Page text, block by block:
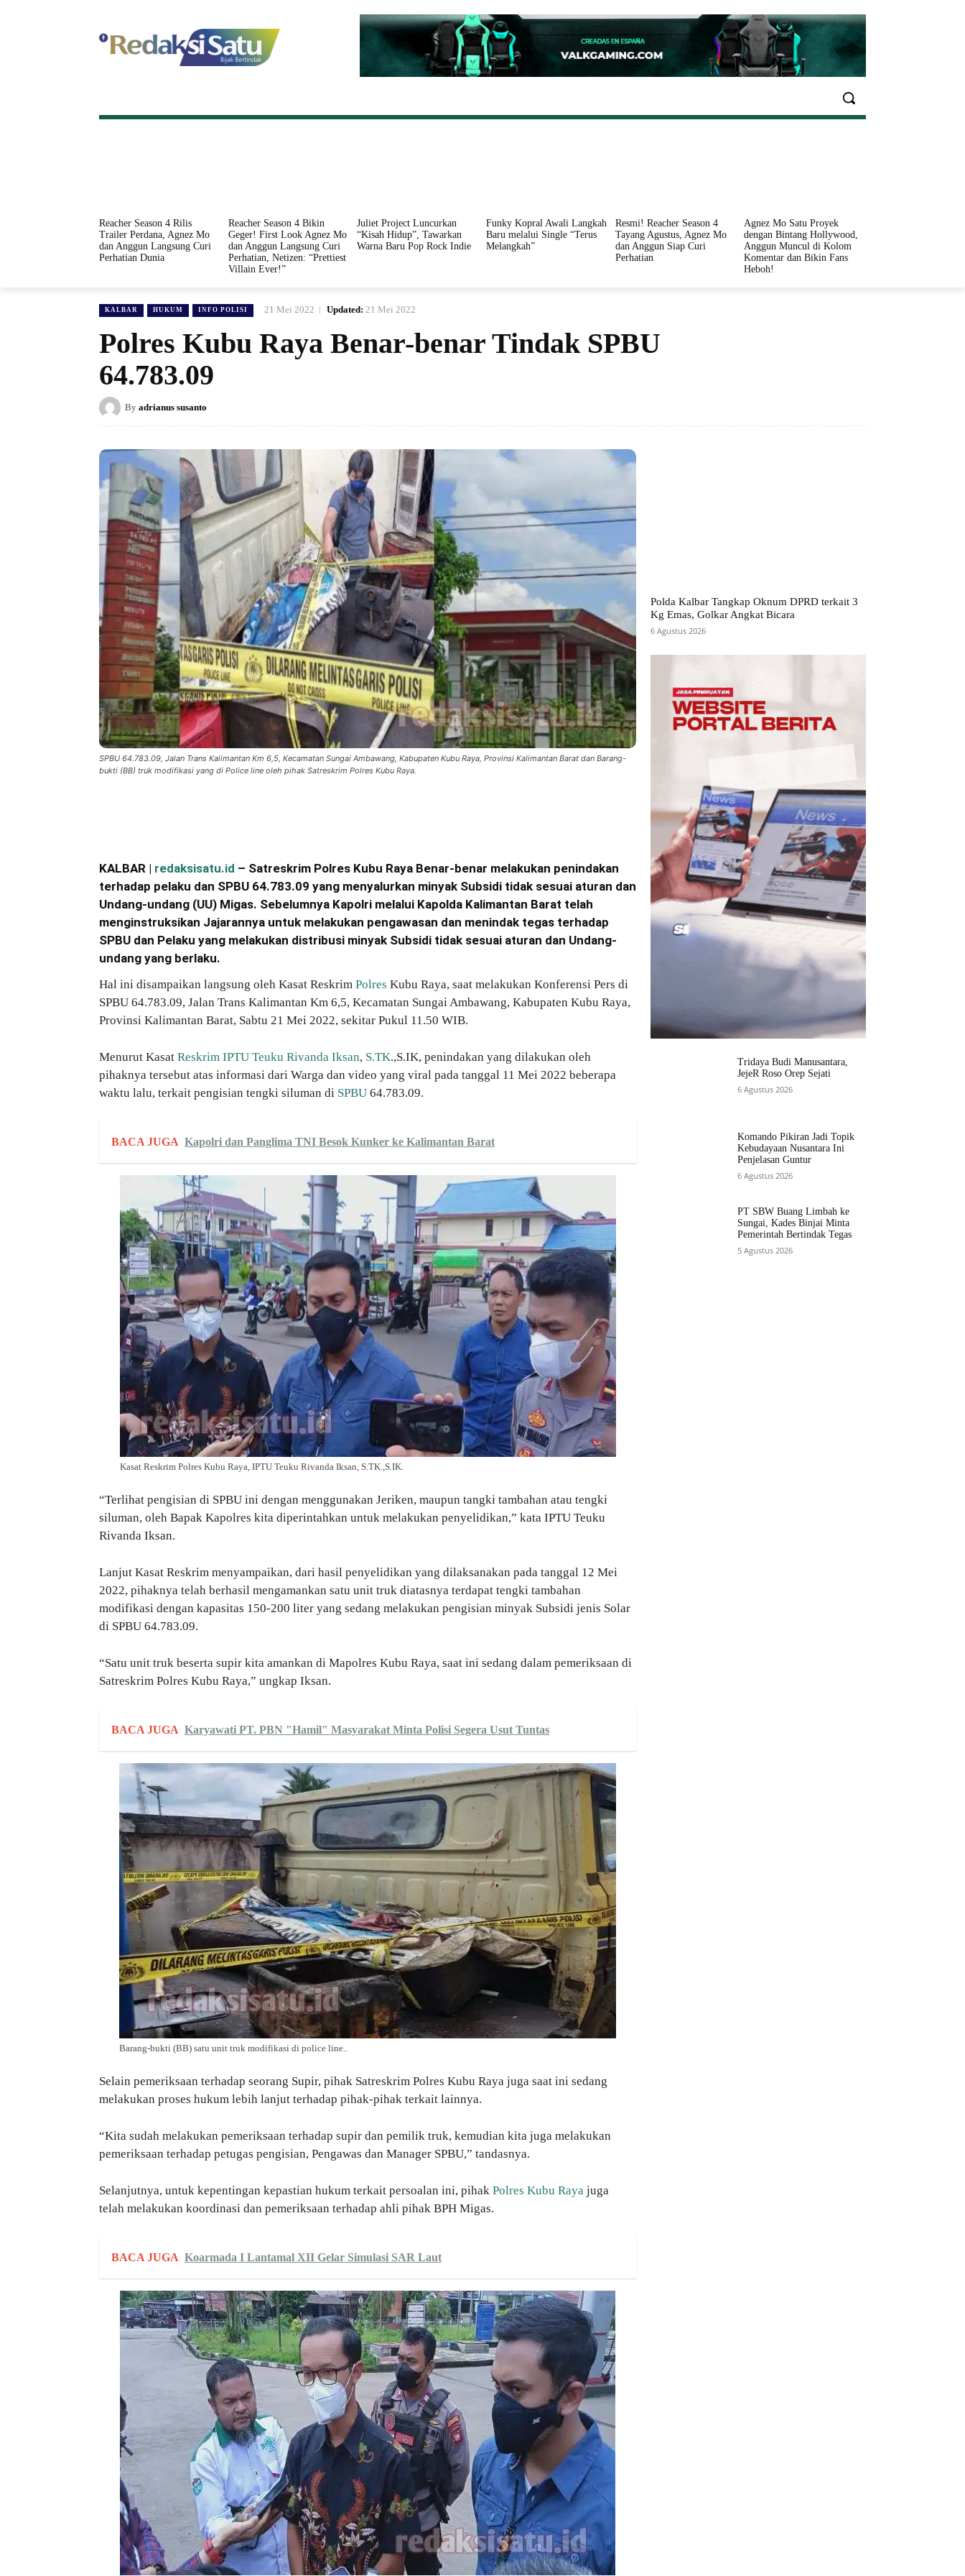
INFO SEHAT
Reacher Season 4 Rilis
Trailer Perdana, Agnez Mo
dan Anggun Langsung Curi
Perhatian Dunia
Reacher Season 4 Bikin
Geger! First Look Agnez Mo
dan Anggun Langsung Curi
Perhatian, Netizen: “Prettiest
Villain Ever!”
Juliet Project Luncurkan
“Kisah Hidup”, Tawarkan
Warna Baru Pop Rock Indie
Funky Kopral Awali Langkah
Baru melalui Single “Terus
Melangkah”
Resmi! Reacher Season 4
Tayang Agustus, Agnez Mo
dan Anggun Siap Curi
Perhatian
Agnez Mo Satu Proyek
dengan Bintang Hollywood,
Anggun Muncul di Kolom
Komentar dan Bikin Fans
Heboh!
KALBAR HUKUM INFO POLISI 21 Mei 2022 Updated: 21 Mei 2022
Polres Kubu Raya Benar-benar Tindak SPBU
64.783.09
By adrianus susanto
SPBU 64.783.09, Jalan Trans Kalimantan Km 6,5, Kecamatan Sungai Ambawang, Kabupaten Kubu Raya, Provinsi Kalimantan Barat dan Barang-
bukti (BB) truk modifikasi yang di Police line oleh pihak Satreskrim Polres Kubu Raya.
KALBAR | redaksisatu.id – Satreskrim Polres Kubu Raya Benar-benar melakukan penindakan
terhadap pelaku dan SPBU 64.783.09 yang menyalurkan minyak Subsidi tidak sesuai aturan dan
Undang-undang (UU) Migas. Sebelumnya Kapolri melalui Kapolda Kalimantan Barat telah
menginstruksikan Jajarannya untuk melakukan pengawasan dan menindak tegas terhadap
SPBU dan Pelaku yang melakukan distribusi minyak Subsidi tidak sesuai aturan dan Undang-
undang yang berlaku.
Hal ini disampaikan langsung oleh Kasat Reskrim Polres Kubu Raya, saat melakukan Konferensi Pers di
SPBU 64.783.09, Jalan Trans Kalimantan Km 6,5, Kecamatan Sungai Ambawang, Kabupaten Kubu Raya,
Provinsi Kalimantan Barat, Sabtu 21 Mei 2022, sekitar Pukul 11.50 WIB.
Menurut Kasat Reskrim IPTU Teuku Rivanda Iksan, S.TK.,S.IK, penindakan yang dilakukan oleh
pihaknya tersebut atas informasi dari Warga dan video yang viral pada tanggal 11 Mei 2022 beberapa
waktu lalu, terkait pengisian tengki siluman di SPBU 64.783.09.
BACA JUGA Kapolri dan Panglima TNI Besok Kunker ke Kalimantan Barat
Kasat Reskrim Polres Kubu Raya, IPTU Teuku Rivanda Iksan, S.TK.,S.IK.
“Terlihat pengisian di SPBU ini dengan menggunakan Jeriken, maupun tangki tambahan atau tengki
siluman, oleh Bapak Kapolres kita diperintahkan untuk melakukan penyelidikan,” kata IPTU Teuku
Rivanda Iksan.
Lanjut Kasat Reskrim menyampaikan, dari hasil penyelidikan yang dilaksanakan pada tanggal 12 Mei
2022, pihaknya telah berhasil mengamankan satu unit truk diatasnya terdapat tengki tambahan
modifikasi dengan kapasitas 150-200 liter yang sedang melakukan pengisian minyak Subsidi jenis Solar
di SPBU 64.783.09.
“Satu unit truk beserta supir kita amankan di Mapolres Kubu Raya, saat ini sedang dalam pemeriksaan di
Satreskrim Polres Kubu Raya,” ungkap Iksan.
BACA JUGA Karyawati PT. PBN "Hamil" Masyarakat Minta Polisi Segera Usut Tuntas
Barang-bukti (BB) satu unit truk modifikasi di police line..
Selain pemeriksaan terhadap seorang Supir, pihak Satreskrim Polres Kubu Raya juga saat ini sedang
melakukan proses hukum lebih lanjut terhadap pihak-pihak terkait lainnya.
“Kita sudah melakukan pemeriksaan terhadap supir dan pemilik truk, kemudian kita juga melakukan
pemeriksaan terhadap petugas pengisian, Pengawas dan Manager SPBU,” tandasnya.
Selanjutnya, untuk kepentingan kepastian hukum terkait persoalan ini, pihak Polres Kubu Raya juga
telah melakukan koordinasi dan pemeriksaan terhadap ahli pihak BPH Migas.
BACA JUGA Koarmada I Lantamal XII Gelar Simulasi SAR Laut
Polda Kalbar Tangkap Oknum DPRD terkait 3
Kg Emas, Golkar Angkat Bicara
6 Agustus 2026
Tridaya Budi Manusantara,
JejeR Roso Orep Sejati
6 Agustus 2026
Komando Pikiran Jadi Topik
Kebudayaan Nusantara Ini
Penjelasan Guntur
6 Agustus 2026
PT SBW Buang Limbah ke
Sungai, Kades Binjai Minta
Pemerintah Bertindak Tegas
5 Agustus 2026